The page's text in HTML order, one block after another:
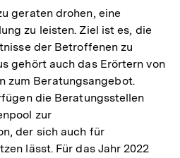
geraten drohen, eine
zu leisten. Ziel ist es, die
der Betroffenen zu
gehört auch das Erörtern von
zum Beratungsangebot.
die Beratungsstellen
zur
der sich auch für
lässt. Für das Jahr 2022